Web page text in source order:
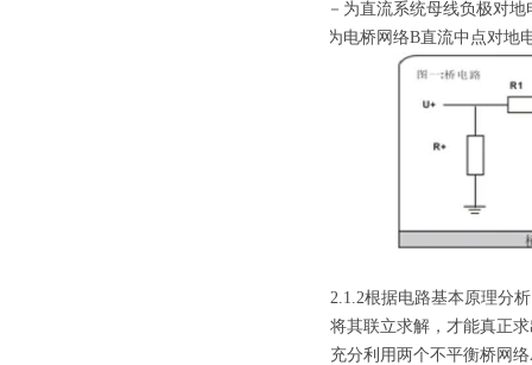
◎ R－为直流系统母线负极对地电
◎ Y为电桥网络B直流中点对地
2.1.2根据电路基本原理分
将其联立求解，才能真正
充分利用两个不平衡桥网